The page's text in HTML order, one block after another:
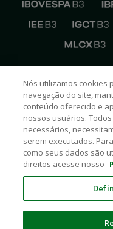
Nós utilizamos cookies
navegação do site,
conteúdo oferecido e
nossos usuários.
necessários,
serem executados.
como seus dados são
direitos acesse nosso